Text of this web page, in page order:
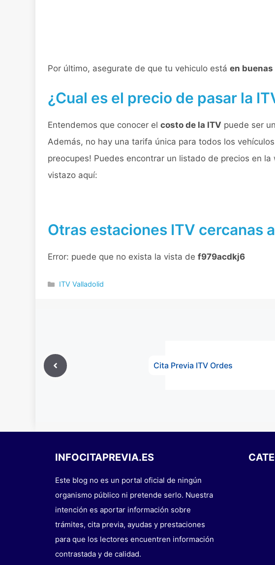
Por último, asegurate de que tu vehiculo está en
¿Cual es el precio de pasar la
Entendemos que conocer el costo de la ITV puede ser
Además, no hay una tarifa única para todos los
preocupes! Puedes encontrar un listado de precios en
vistazo aquí:
Otras estaciones ITV cercanas
Error: puede que no exista la vista de f979acdkj6
Categorías
ITV Valladolid
Cita Previa ITV Ordes
INFOCITAPREVIA.ES
Este blog no es un portal oficial de ningún
organismo público ni pretende serlo. Nuestra
intención es aportar información sobre
trámites, cita previa, ayudas y prestaciones
para que los lectores encuentren información
contrastada y de calidad.